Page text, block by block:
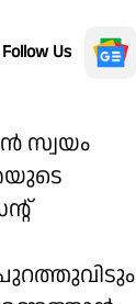
Follow Us
സ്വയം